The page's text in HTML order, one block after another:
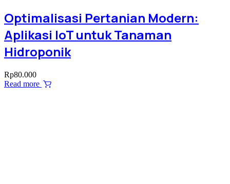
Optimalisasi Pertanian Modern:
Aplikasi IoT untuk Tanaman
Hidroponik
Rp80.000
Read more